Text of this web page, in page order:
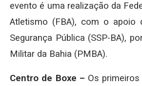
evento é uma realização da
Atletismo (FBA), com o apoio
Segurança Pública (SSP-BA),
Militar da Bahia (PMBA).
Centro de Boxe – Os